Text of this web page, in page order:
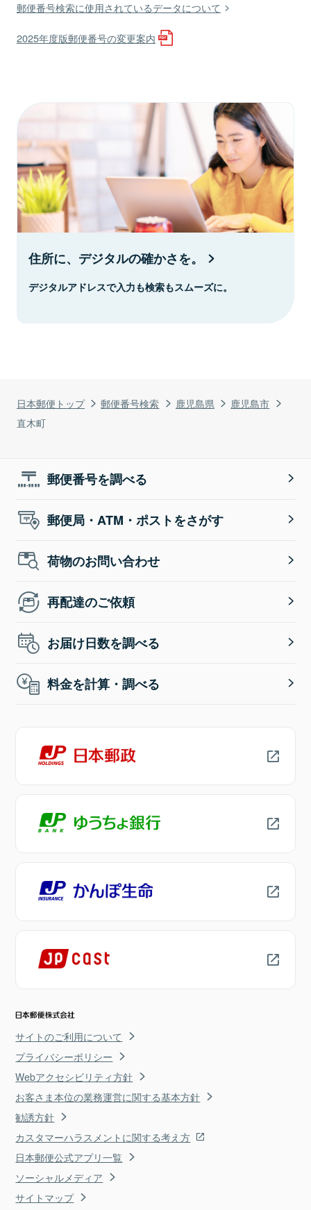
日本郵便トップ 郵便番号検索 鹿児島県
鹿児島市
直木町
郵便番号検索に使用されているデータについて
2025年度版郵便番号の変更案内
住所に、デジタルの確かさを。
デジタルアドレスで入力も検索もスムーズに。
郵便番号を調べる
郵便局・ATM・ポストをさがす
荷物のお問い合わせ
再配達のご依頼
お届け日数を調べる
料金を計算・調べる
サイトのご利用について
プライバシーポリシー
Webアクセシビリティ方針
お客さま本位の業務運営に関する基本方針
勧誘方針
カスタマーハラスメントに関する考え方
日本郵便公式アプリ一覧
ソーシャルメディア
サイトマップ